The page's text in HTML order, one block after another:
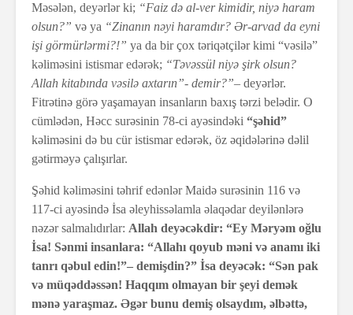
Məsələn, deyərlər ki; “Faiz də al-ver kimidir, niyə haram
olsun?” və ya “Zinanın nəyi haramdır? Ər-arvad da eyni
işi görmürlərmi?!” ya da bir çox təriqətçilər kimi “vəsilə”
kəliməsini istismar edərək; “Təvəssül niyə şirk olsun?
Allah kitabında vəsilə axtarın”- demir?”– deyərlər.
Fitrətinə görə yaşamayan insanların baxış tərzi belədir. O
cümlədən, Həcc surəsinin 78-ci ayəsindəki “şəhid”
kəliməsini də bu cür istismar edərək, öz əqidələrinə dəlil
gətirməyə çalışırlar.
Şəhid kəliməsini təhrif edənlər Maidə surəsinin 116 və
117-ci ayəsində İsa əleyhissəlamla əlaqədar deyilənlərə
nəzər salmalıdırlar: Allah deyəcəkdir: “Ey Məryəm oğlu
İsa! Sənmi insanlara: “Allahı qoyub məni və anamı iki
tanrı qəbul edin!”– demişdin?” İsa deyəcək: “Sən pak
və müqəddəssən! Haqqım olmayan bir şeyi demək
mənə yaraşmaz. Əgər bunu demiş olsaydım, əlbəttə,